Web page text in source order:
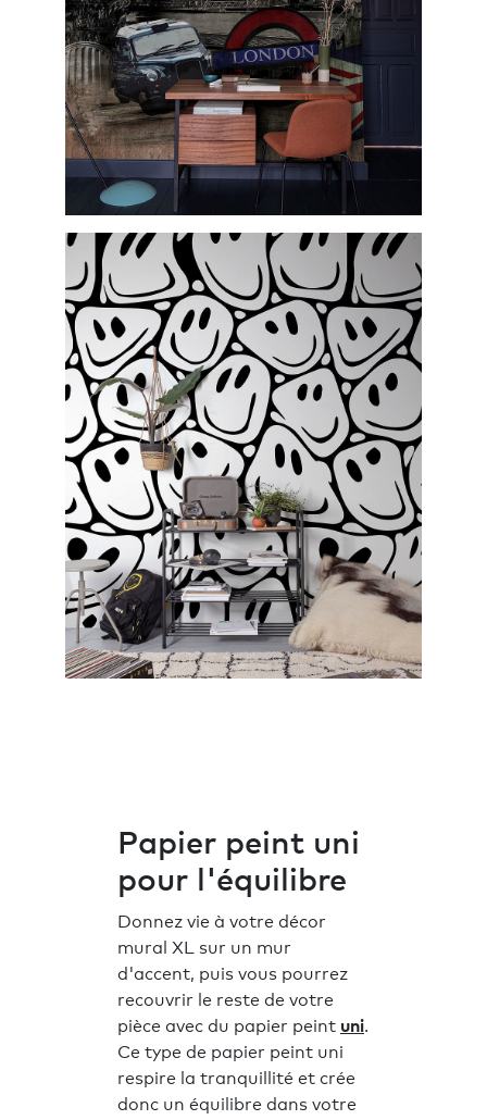
Papier peint uni
pour l'équilibre
Donnez vie à votre décor
mural XL sur un mur
d'accent, puis vous pourrez
recouvrir le reste de votre
pièce avec du papier peint uni.
Ce type de papier peint uni
respire la tranquillité et crée
donc un équilibre dans votre